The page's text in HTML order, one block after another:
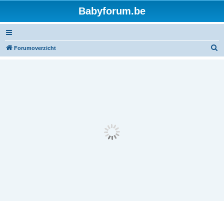
Babyforum.be
Forumoverzicht